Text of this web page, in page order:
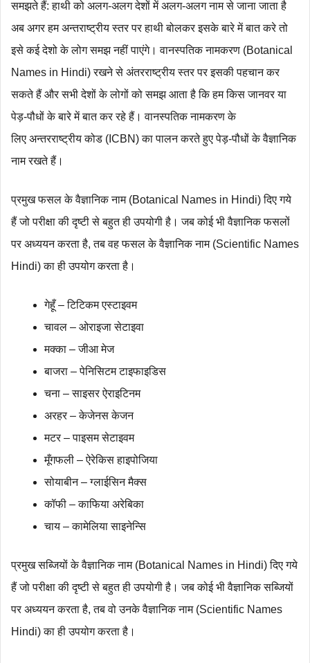
समझते हैं: हाथी को अलग-अलग देशों में अलग-अलग नाम से जाना जाता है
अब अगर हम अन्तराष्ट्रीय स्तर पर हाथी बोलकर इसके बारे में बात करे तो
इसे कई देशो के लोग समझ नहीं पाएंगे। वानस्पतिक नामकरण (Botanical
Names in Hindi) रखने से अंतरराष्ट्रीय स्तर पर इसकी पहचान कर
सकते हैं और सभी देशों के लोगों को समझ आता है कि हम किस जानवर या
पेड़-पौधों के बारे में बात कर रहे हैं। वानस्पतिक नामकरण के
लिए अन्तरराष्ट्रीय कोड (ICBN) का पालन करते हुए पेड़-पौधों के वैज्ञानिक
नाम रखते हैं।
प्रमुख फसल के वैज्ञानिक नाम (Botanical Names in Hindi) दिए गये
हैं जो परीक्षा की दृष्टी से बहुत ही उपयोगी है। जब कोई भी वैज्ञानिक फसलों
पर अध्ययन करता है, तब वह फसल के वैज्ञानिक नाम (Scientific Names
Hindi) का ही उपयोग करता है।
गेहूँ – टिटिकम एस्टाइवम
चावल – ओराइजा सेटाइवा
मक्का – जीआ मेज
बाजरा – पेनिसिटम टाइफाइडिस
चना – साइसर ऐराइटिनम
अरहर – केजेनस केजन
मटर – पाइसम सेटाइवम
मूँगफली – ऐरेकिस हाइपोजिया
सोयाबीन – ग्लाईसिन मैक्स
कॉफी – काफिया अरेबिका
चाय – कामेलिया साइनेन्सि
प्रमुख सब्जियों के वैज्ञानिक नाम (Botanical Names in Hindi) दिए गये
हैं जो परीक्षा की दृष्टी से बहुत ही उपयोगी है। जब कोई भी वैज्ञानिक सब्जियों
पर अध्ययन करता है, तब वो उनके वैज्ञानिक नाम (Scientific Names
Hindi) का ही उपयोग करता है।